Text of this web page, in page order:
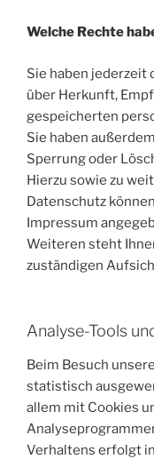
Welche Rechte
Sie haben jederzeit
über Herkunft,
gespeicherten
Sie haben
Sperrung oder
Hierzu sowie zu
Datenschutz
Impressum
Weiteren steht
zuständigen
Analyse-Tools
Beim Besuch
statistisch
allem mit Cookies
Verhaltens erfolgt